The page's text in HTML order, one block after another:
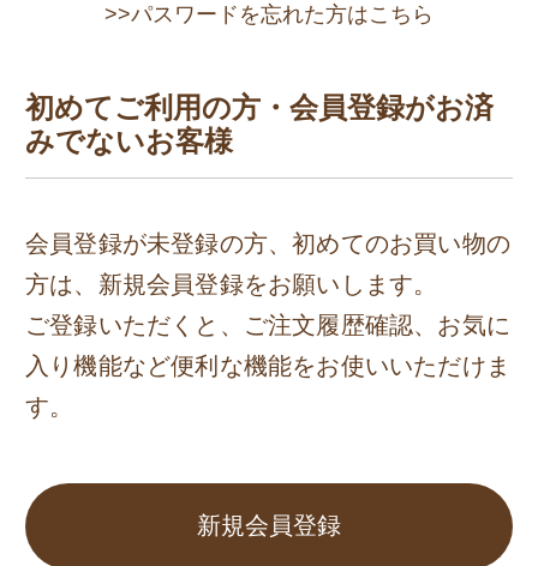
>>パスワードを忘れた方はこちら
初めてご利用の方・会員登録がお済
みでないお客様
会員登録が未登録の方、初めてのお買い物の
方は、新規会員登録をお願いします。
ご登録いただくと、ご注文履歴確認、お気に
入り機能など便利な機能をお使いいただけま
す。
新規会員登録